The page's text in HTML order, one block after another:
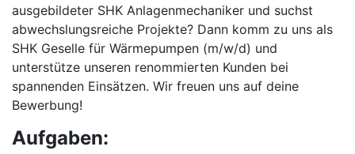
ausgebildeter SHK Anlagenmechaniker und suchst
abwechslungsreiche Projekte? Dann komm zu uns als
SHK Geselle für Wärmepumpen (m/w/d) und
unterstütze unseren renommierten Kunden bei
spannenden Einsätzen. Wir freuen uns auf deine
Bewerbung!
Aufgaben: